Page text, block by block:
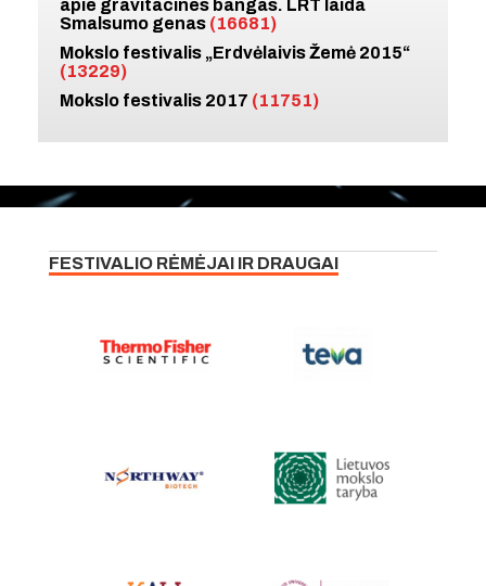
apie gravitacines bangas. LRT laida
Smalsumo genas (16681)
Mokslo festivalis „Erdvėlaivis Žemė 2015“
(13229)
Mokslo festivalis 2017 (11751)
FESTIVALIO RĖMĖJAI IR DRAUGAI